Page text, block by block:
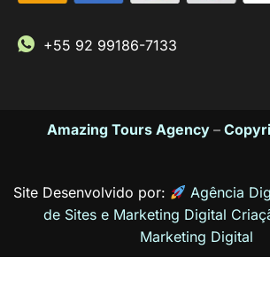
+55 92 99186-7133
Amazing Tours Agency–
Site Desenvolvido por:
Agência
de Sites e Marketing Digital
Marketing Digital